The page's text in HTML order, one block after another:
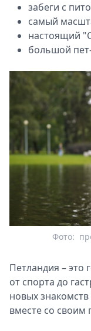
забеги с
самый
настоящий
большой
Фото:
Петландия – это
от спорта до
новых
вместе со своим